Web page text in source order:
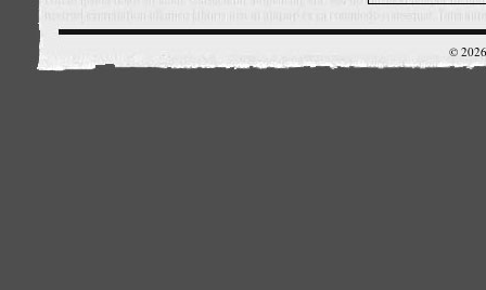
©